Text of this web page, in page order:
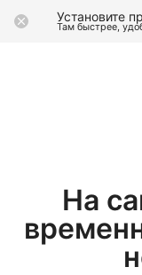
Установите
Там быстрее,
На